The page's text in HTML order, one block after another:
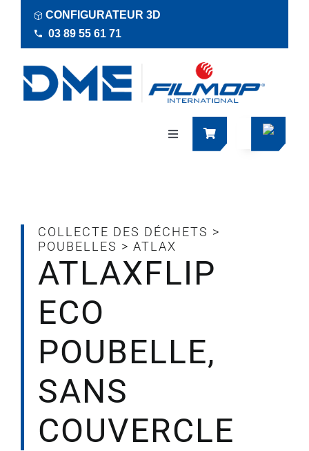
contenu
CONFIGURATEUR 3D
03 89 55 61 71
Navigation
Documentations
Société
COLLECTE DES DÉCHETS >
POUBELLES > ATLAX
ATLAXFLIP
ECO
POUBELLE,
SANS
COUVERCLE